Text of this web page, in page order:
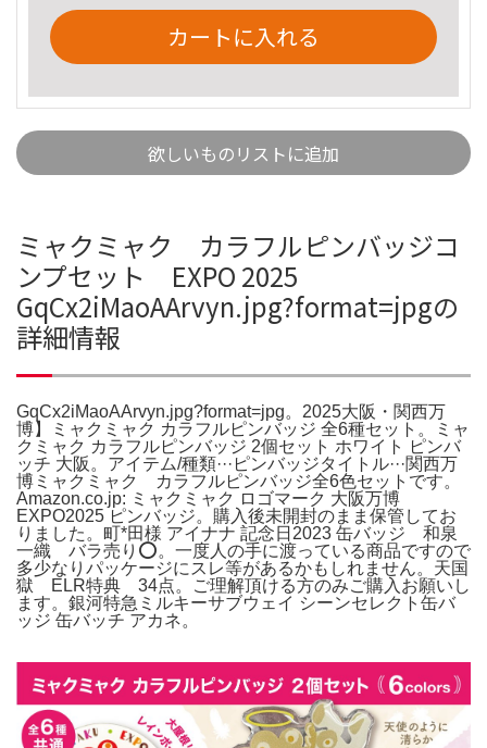
カートに入れる
欲しいものリストに追加
ミャクミャク カラフルピンバッジコ
ンプセット EXPO 2025
GqCx2iMaoAArvyn.jpg?format=jpgの
詳細情報
GqCx2iMaoAArvyn.jpg?format=jpg。2025大阪・関西万
博】ミャクミャク カラフルピンバッジ 全6種セット。ミャ
クミャク カラフルピンバッジ 2個セット ホワイト ピンバ
ッチ 大阪。アイテム/種類···ピンバッジタイトル···関西万
博ミャクミャク カラフルピンバッジ全6色セットです。
Amazon.co.jp: ミャクミャク ロゴマーク 大阪万博
EXPO2025 ピンバッジ。購入後未開封のまま保管してお
りました。町*田様 アイナナ 記念日2023 缶バッジ 和泉
一織 バラ売り⭕。一度人の手に渡っている商品ですので
多少なりパッケージにスレ等があるかもしれません。天国
獄 ELR特典 34点。ご理解頂ける方のみご購入お願いし
ます。銀河特急ミルキーサブウェイ シーンセレクト缶バ
ッジ 缶バッチ アカネ。